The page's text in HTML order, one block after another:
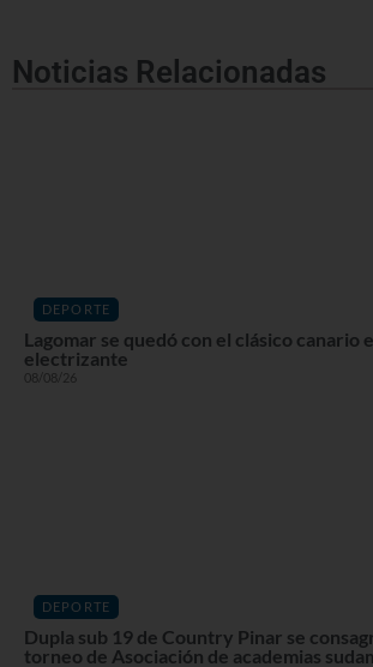
Noticias Relacionadas
DEPORTE
Lagomar se quedó con el clásico canario
electrizante
08/08/26
DEPORTE
Dupla sub 19 de Country Pinar se
torneo de Asociación de academias